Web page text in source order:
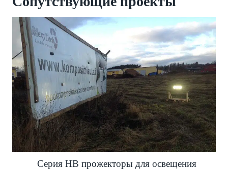
Серия HB прожекторы для освещения